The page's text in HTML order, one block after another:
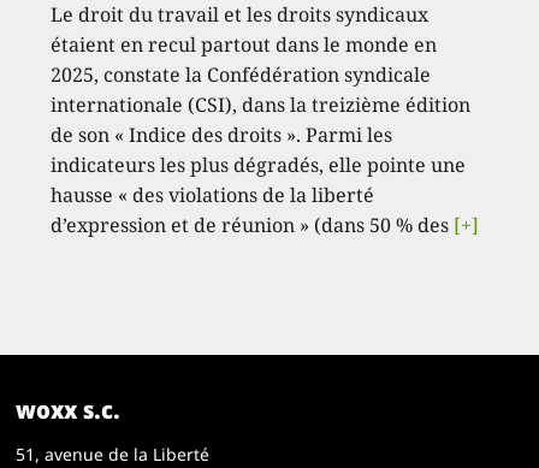
Le droit du travail et les droits syndicaux
étaient en recul partout dans le monde en
2025, constate la Confédération syndicale
internationale (CSI), dans la treizième édition
de son « Indice des droits ». Parmi les
indicateurs les plus dégradés, elle pointe une
hausse « des violations de la liberté
d’expression et de réunion » (dans 50 % des [+]
woxx s.c.
51, avenue de la Liberté